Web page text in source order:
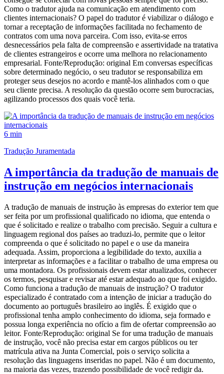
Como o tradutor ajuda na comunicação em atendimento com
clientes internacionais? O papel do tradutor é viabilizar o diálogo e
tornar a receptação de informações facilitada no fechamento de
contratos com uma nova parceira. Com isso, evita-se erros
desnecessários pela falta de compreensão e assertividade na tratativa
de clientes estrangeiros e ocorre uma melhora no relacionamento
empresarial. Fonte/Reprodução: original Em conversas específicas
sobre determinado negócio, o seu tradutor se responsabiliza em
proteger seus desejos no acordo e mantê-los alinhados com o que
seu cliente precisa. A resolução da questão ocorre sem burocracias,
agilizando processos dos quais você teria.
6 min
Tradução Juramentada
A importância da tradução de manuais de
instrução em negócios internacionais
A tradução de manuais de instrução às empresas do exterior tem que
ser feita por um profissional qualificado no idioma, que entenda o
que é solicitado e realize o trabalho com precisão. Seguir a cultura e
linguagem regional dos países ao traduzi-lo, permite que o leitor
compreenda o que é solicitado no papel e o use da maneira
adequada. Assim, proporciona a legibilidade do texto, auxilia a
interpretar as informações e a facilitar o trabalho de uma empresa ou
uma montadora. Os profissionais devem estar atualizados, conhecer
os termos, pesquisar e revisar até estar adequado ao que foi exigido.
Como funciona a tradução de manuais de instrução? O tradutor
especializado é contratado com a intenção de iniciar a tradução do
documento ao português brasileiro ao inglês. É exigido que o
profissional tenha amplo conhecimento do idioma, seja formado e
possua longa experiência no ofício a fim de ofertar compreensão ao
leitor. Fonte/Reprodução: original Se for uma tradução de manuais
de instrução, você não precisa estar em cargos públicos ou ter
matrícula ativa na Junta Comercial, pois o serviço solicita a
resolução das linguagens inseridas no papel. Não é um documento,
na maioria das vezes, trazendo possibilidade de você redigir da.